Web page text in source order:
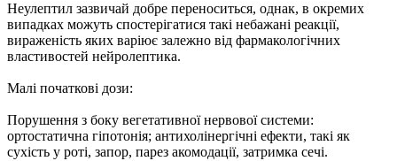
Неулептил зазвичай добре переноситься, однак, в окремих
випадках можуть спостерігатися такі небажані реакції,
вираженість яких варіює залежно від фармакологічних
властивостей нейролептика.
Малі початкові дози:
Порушення з боку вегетативної нервової системи:
ортостатична гіпотонія; антихолінергічні ефекти, такі як
сухість у роті, запор, парез акомодації, затримка сечі.